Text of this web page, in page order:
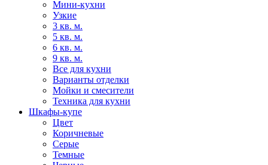
Мини-кухни
Узкие
3 кв. м.
5 кв. м.
6 кв. м.
9 кв. м.
Все для кухни
Варианты отделки
Мойки и смесители
Техника для кухни
Шкафы-купе
Цвет
Коричневые
Серые
Темные